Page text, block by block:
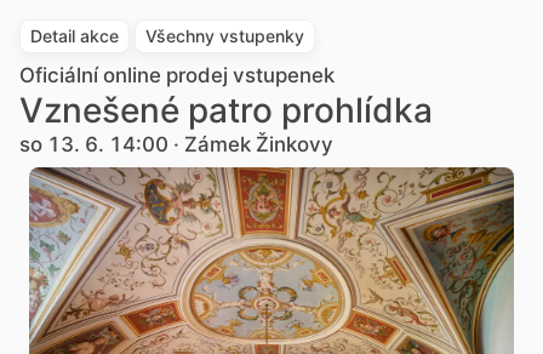
Detail akce Všechny vstupenky
Oficiální online prodej vstupenek
Vznešené patro prohlídka
so 13. 6. 14:00 · Zámek Žinkovy